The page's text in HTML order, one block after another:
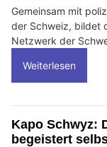
Gemeinsam mit
der Schweiz, bildet
Netzwerk der
Weiterlesen
Kapo Schwyz:
begeistert